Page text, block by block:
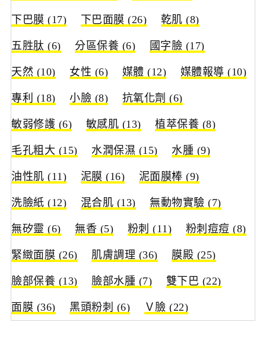
下巴膜 (17) 下巴面膜 (26) 乾肌 (8)
五胜肽 (6) 分區保養 (6) 國字臉 (17)
天然 (10) 女性 (6) 媒體 (12) 媒體報導 (10)
專利 (18) 小臉 (8) 抗氧化劑 (6)
敏弱修護 (6) 敏感肌 (13) 植萃保養 (8)
毛孔粗大 (15) 水潤保濕 (15) 水腫 (9)
油性肌 (11) 泥膜 (16) 泥面膜棒 (9)
洗臉紙 (12) 混合肌 (13) 無動物實驗 (7)
無矽靈 (6) 無香 (5) 粉刺 (11) 粉刺痘痘 (8)
緊緻面膜 (26) 肌膚調理 (36) 膜殿 (25)
臉部保養 (13) 臉部水腫 (7) 雙下巴 (22)
面膜 (36) 黑頭粉刺 (6) Ｖ臉 (22)